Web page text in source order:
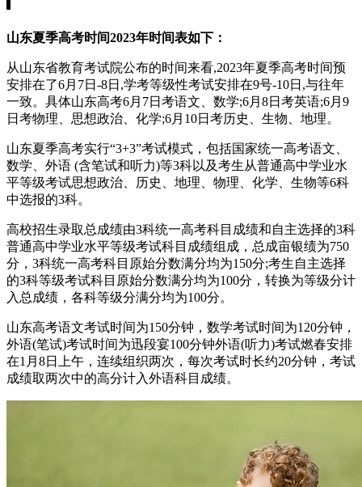
山东夏季高考时间2023年时间表如下：
从山东省教育考试院公布的时间来看,2023年夏季高考时间预
安排在了6月7日-8日,学考等级性考试安排在9号-10日,与往年
一致。具体山东高考6月7日考语文、数学;6月8日考英语;6月9
日考物理、思想政治、化学;6月10日考历史、生物、地理。
山东夏季高考实行“3+3”考试模式，包括国家统一高考语文、
数学、外语 (含笔试和听力)等3科以及考生从普通高中学业水
平等级考试思想政治、历史、地理、物理、化学、生物等6科
中选报的3科。
高校招生录取总成绩由3科统一高考科目成绩和自主选择的3科
普通高中学业水平等级考试科目成绩组成，总成亩银绩为750
分，3科统一高考科目原始分数满分均为150分;考生自主选择
的3科等级考试科目原始分数满分均为100分，转换为等级分计
入总成绩，各科等级分满分均为100分。
山东高考语文考试时间为150分钟，数学考试时间为120分钟，
外语(笔试)考试时间为迅段宴100分钟外语(听力)考试燃春安排
在1月8日上午，连续组织两次，每次考试时长约20分钟，考试
成绩取两次中的高分计入外语科目成绩。